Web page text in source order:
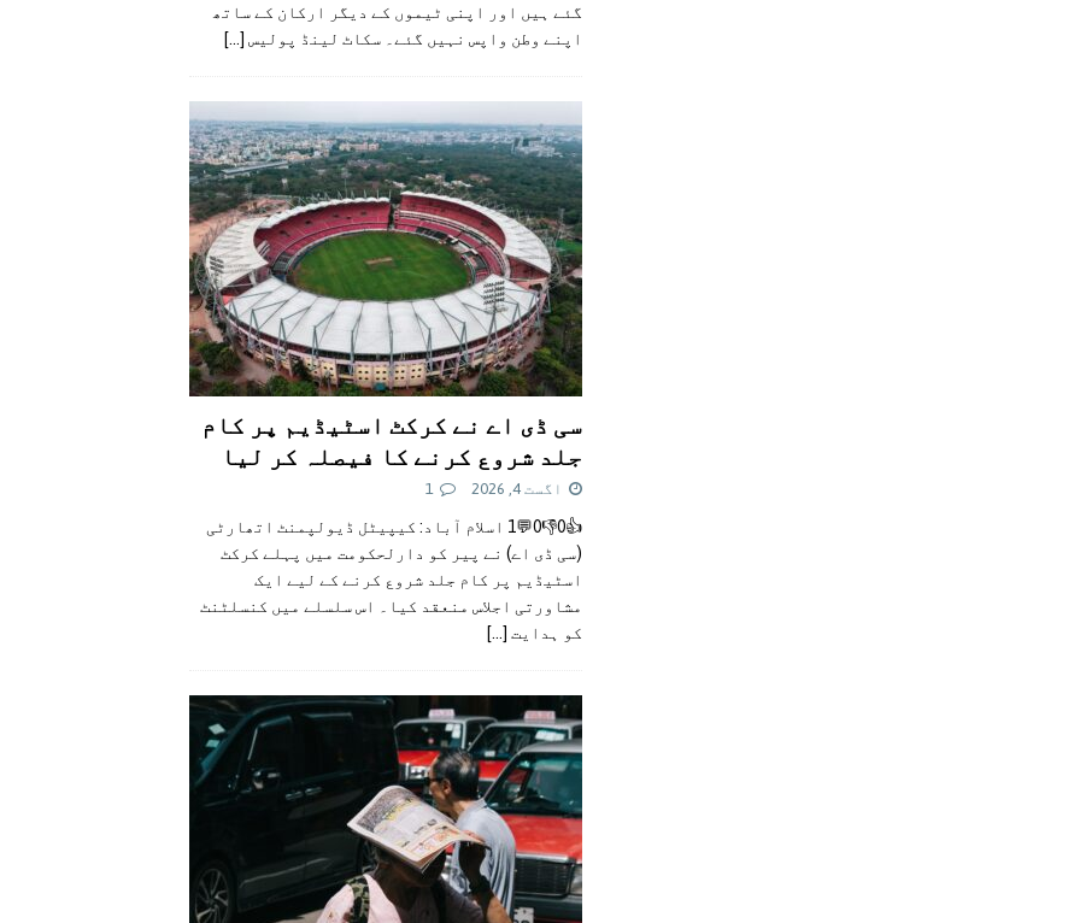
گئے ہیں اور اپنی ٹیموں کے دیگر ارکان کے ساتھ
اپنے وطن واپس نہیں گئے۔ سکاٹ لینڈ پولیس [...]
سی ڈی اے نے کرکٹ اسٹیڈیم پر کام
جلد شروع کرنے کا فیصلہ کر لیا
اگست 4, 2026 1
👍0👎0💬1 اسلام آباد: کیپیٹل ڈیولپمنٹ اتھارٹی
(سی ڈی اے) نے پیر کو دارلحکومت میں پہلے کرکٹ
اسٹیڈیم پر کام جلد شروع کرنے کے لیے ایک
مشاورتی اجلاس منعقد کیا۔ اس سلسلے میں کنسلٹنٹ
کو ہدایت [...]